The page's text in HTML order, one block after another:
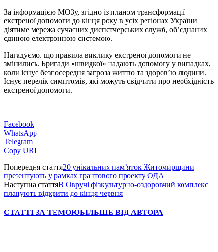
За інформацією МОЗу, згідно із планом трансформації
екстреної допомоги до кінця року в усіх регіонах України
діятиме мережа сучасних диспетчерських служб, об’єднаних
єдиною електронною системою.
Нагадуємо, що правила виклику екстреної допомоги не
змінились. Бригади «швидкої» надають допомогу у випадках,
коли існує безпосередня загроза життю та здоров’ю людини.
Існує перелік симптомів, які можуть свідчити про необхідність
екстреної допомоги.
Facebook
WhatsApp
Telegram
Copy URL
Попередня стаття20 унікальних пам’яток Житомирщини
презентують у рамках грантового проекту ОДА
Наступна статтяВ Овручі фізкультурно-оздоровчий комплекс
планують відкрити до кінця червня
СТАТТІ ЗА ТЕМОЮБІЛЬШЕ ВІД АВТОРА